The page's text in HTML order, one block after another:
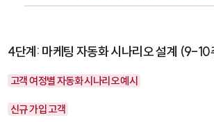
4단계: 마케팅 자동화 시나리오 설계 (9-10
고객 여정별 자동화 시나리오 예시
신규 가입 고객